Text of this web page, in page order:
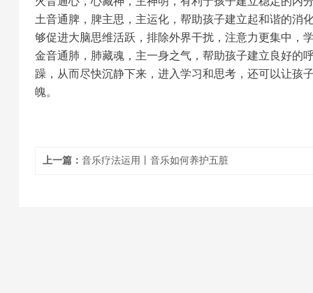
土音通脾 ，脾主思，主运化，帮助孩子建立起和谐的
够促进大脑思维活跃，排除外界干扰，注意力更集中，
金音通肺 ，肺藏魂，主一身之气，帮助孩子建立良好
躁，从而尽快沉静下来，进入学习和思考，还可以让孩
魄。
上一篇： 音乐疗法运用丨音乐如何养护五脏